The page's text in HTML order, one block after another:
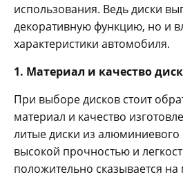
использования. Ведь диски
декоративную функцию, но и
характеристики автомобиля.
1. Материал и качество
При выборе дисков стоит
материал и качество
литые диски из алюминиевого
высокой прочностью и
положительно сказывается